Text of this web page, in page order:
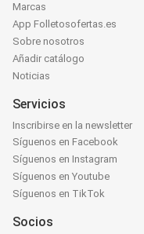
Marcas
App Folletosofertas.es
Sobre nosotros
Añadir catálogo
Noticias
Servicios
Inscribirse en la newsletter
Síguenos en Facebook
Síguenos en Instagram
Síguenos en Youtube
Síguenos en TikTok
Socios